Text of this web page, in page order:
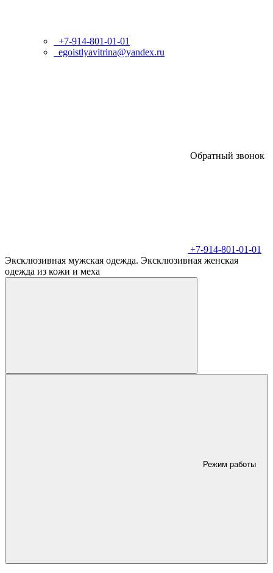
+7-914-801-01-01
egoistlyavitrina@yandex.ru
Обратный звонок
+7-914-801-01-01
Эксклюзивная мужская одежда. Эксклюзивная женская
одежда из кожи и меха
Режим работы